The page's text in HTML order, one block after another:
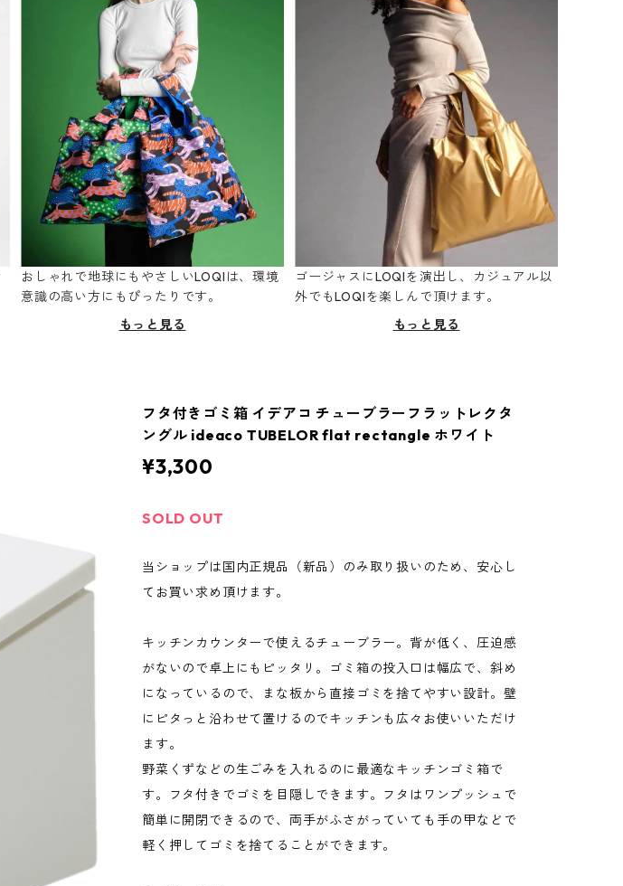
おしゃれで地球にもやさしいLOQIは、環境
意識の高い方にもぴったりです。
もっと見る
ゴージャスにLOQIを演出し、カジュアル以
外でもLOQIを楽しんで頂けます。
もっと見る
フタ付きゴミ箱 イデアコ チューブラーフラットレクタ
ングル ideaco TUBELOR flat rectangle ホワイト
¥3,300
SOLD OUT
当ショップは国内正規品（新品）のみ取り扱いのため、安心し
てお買い求め頂けます。
キッチンカウンターで使えるチューブラー。背が低く、圧迫感
がないので卓上にもピッタリ。ゴミ箱の投入口は幅広で、斜め
になっているので、まな板から直接ゴミを捨てやすい設計。壁
にピタっと沿わせて置けるのでキッチンも広々お使いいただけ
ます。
野菜くずなどの生ごみを入れるのに最適なキッチンゴミ箱で
す。フタ付きでゴミを目隠しできます。フタはワンプッシュで
簡単に開閉できるので、両手がふさがっていても手の甲などで
軽く押してゴミを捨てることができます。